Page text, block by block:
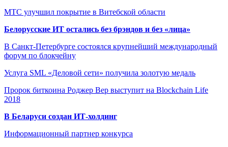
МТС улучшил покрытие в Витебской области
Белорусские ИТ остались без брэндов и без «лица»
В Санкт-Петербурге состоялся крупнейший международный
форум по блокчейну
Услуга SML «Деловой сети» получила золотую медаль
Пророк биткоина Роджер Вер выступит на Blockchain Life
2018
В Беларуси создан ИТ-холдинг
Информационный партнер конкурса